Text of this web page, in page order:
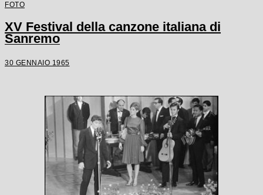
FOTO
XV Festival della canzone italiana di
Sanremo
30 GENNAIO 1965